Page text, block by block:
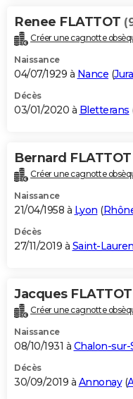
Renee FLATTOT
Créer une cagnotte
Naissance
04/07/1929 à Nance (Jura
Décès
03/01/2020 à Bletterans
Bernard FLATTOT
Créer une cagnotte
Naissance
21/04/1958 à Lyon (
Décès
27/11/2019 à Saint-
Jacques FLATTOT
Créer une cagnotte
Naissance
08/10/1931 à Chalon-sur-
Décès
30/09/2019 à Annonay(